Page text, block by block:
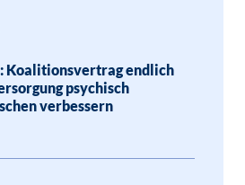
Koalitionsvertrag endlich
psychisch
verbessern